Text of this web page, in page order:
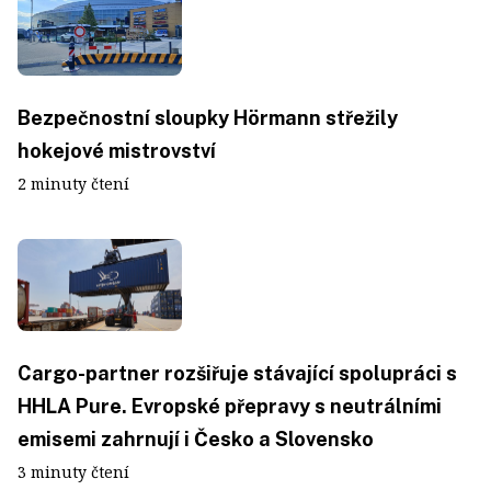
Bezpečnostní sloupky Hörmann střežily
hokejové mistrovství
2 minuty čtení
Cargo-partner rozšiřuje stávající spolupráci s
HHLA Pure. Evropské přepravy s neutrálními
emisemi zahrnují i Česko a Slovensko
3 minuty čtení